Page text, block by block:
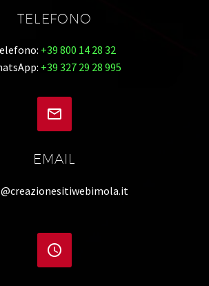
TELEFONO
+39 800 14 28 32
+39 327 29 28 995


EMAIL

